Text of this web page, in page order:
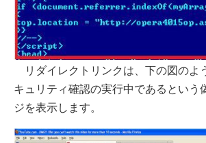
リダイレクトリンクは、下の図のよ
キュリティ確認の実行中であるという
ジを表示します。